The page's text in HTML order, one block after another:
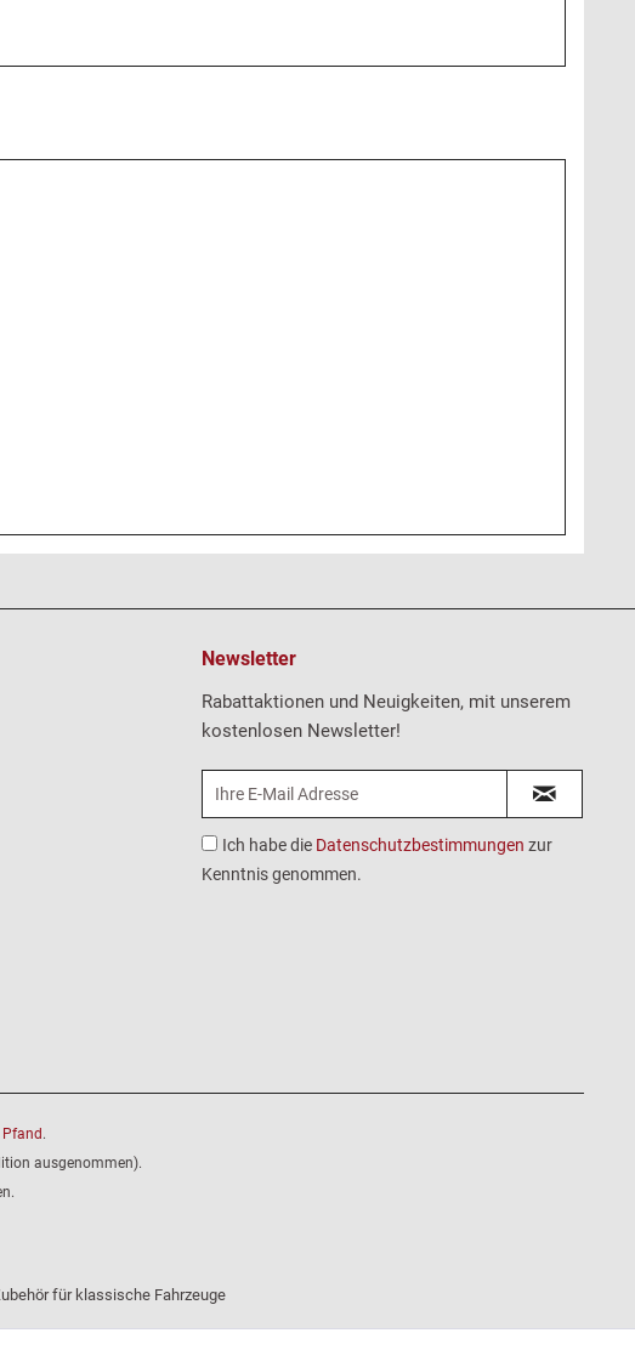
Newsletter
Rabattaktionen und Neuigkeiten, mit unserem
kostenlosen Newsletter!
Ich habe die Datenschutzbestimmungen zur
Kenntnis genommen.
Pfand .
ausgenommen).
für klassische Fahrzeuge